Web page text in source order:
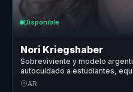
Disponible
Nori Kriegshaber
Sobreviviente y modelo
autocuidado a estudiantes,
fortalecer resiliencia.
AR